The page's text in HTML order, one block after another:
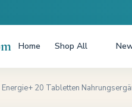
Home Shop All
Energie+ 20 Tabletten